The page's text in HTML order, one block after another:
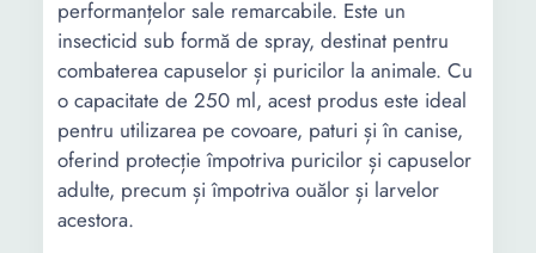
performanțelor sale remarcabile. Este un
insecticid sub formă de spray, destinat pentru
combaterea capuselor și puricilor la animale. Cu
o capacitate de 250 ml, acest produs este ideal
pentru utilizarea pe covoare, paturi și în canise,
oferind protecție împotriva puricilor și capuselor
adulte, precum și împotriva ouălor și larvelor
acestora.